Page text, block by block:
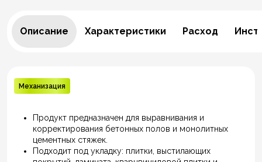
Описание Характеристики Расход
Механизация
Продукт предназначен для выравнивания и
корректирования бетонных полов и монолитных
цементных стяжек.
Подходит под укладку: плитки, выстилающих